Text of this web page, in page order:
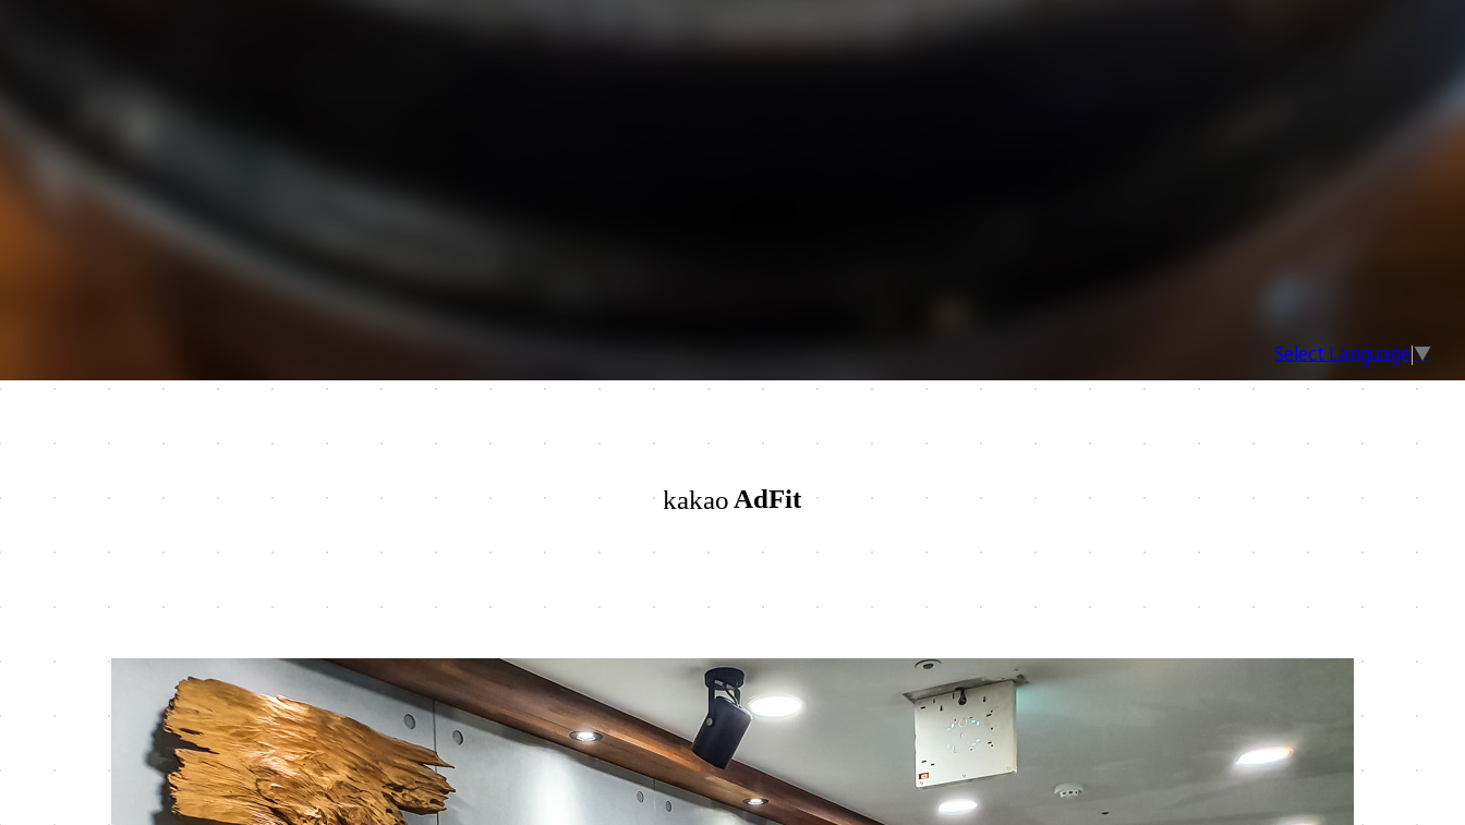
Select Language ▼